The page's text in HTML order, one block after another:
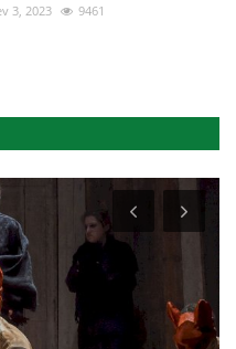
3, 2023 9461